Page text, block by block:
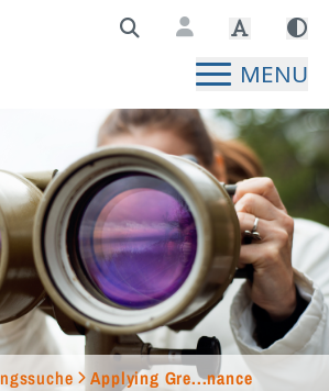
Hauptseite
MENU
Applying Gre...nance